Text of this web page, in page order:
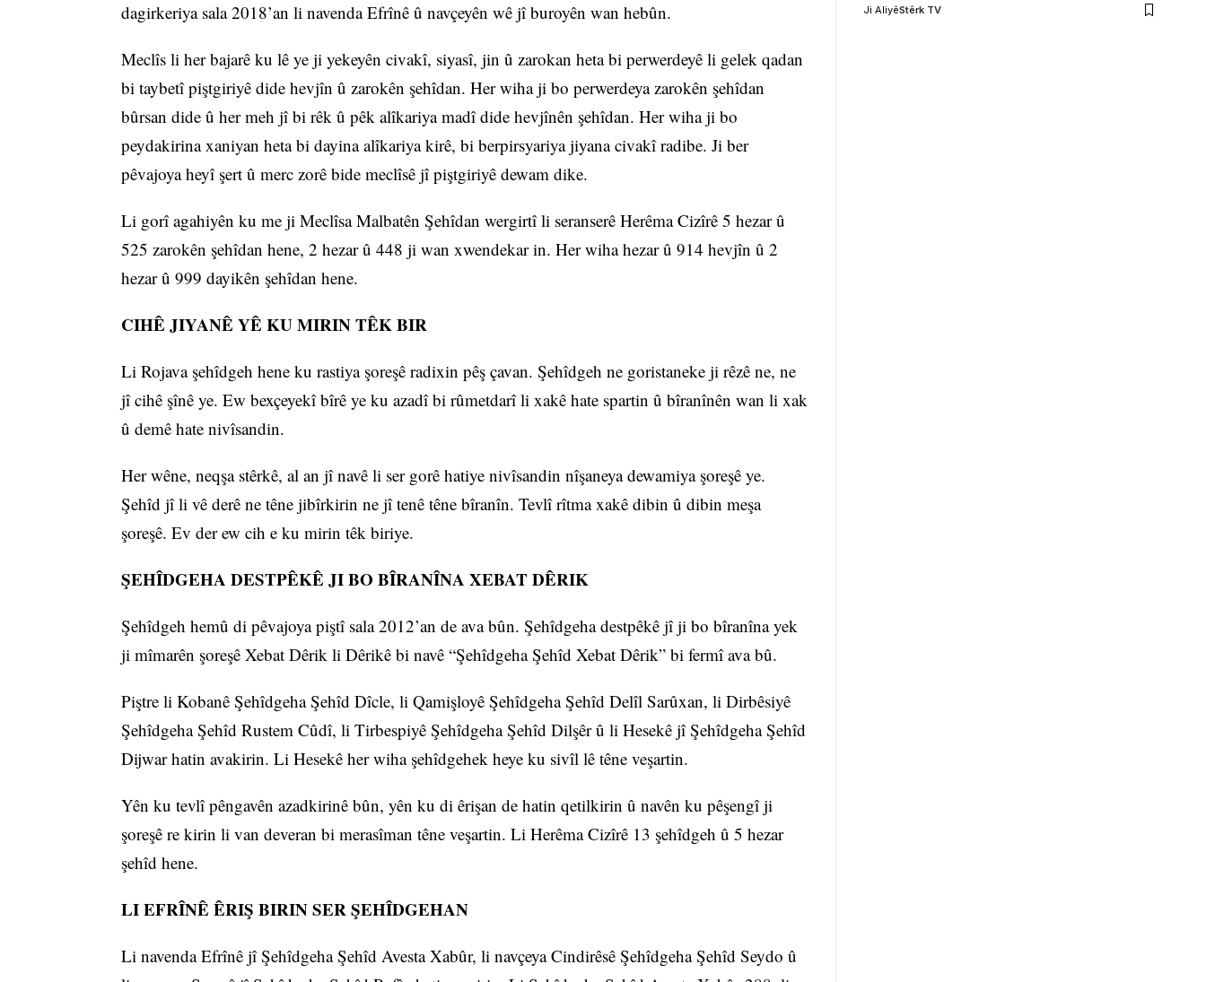
dagirkeriya sala 2018’an li navenda Efrînê û navçeyên wê jî buroyên wan hebûn.
Meclîs li her bajarê ku lê ye ji yekeyên civakî, siyasî, jin û zarokan heta bi perwerdeyê li gelek qadan
bi taybetî piştgiriyê dide hevjîn û zarokên şehîdan. Her wiha ji bo perwerdeya zarokên şehîdan
bûrsan dide û her meh jî bi rêk û pêk alîkariya madî dide hevjînên şehîdan. Her wiha ji bo
peydakirina xaniyan heta bi dayina alîkariya kirê, bi berpirsyariya jiyana civakî radibe. Ji ber
pêvajoya heyî şert û merc zorê bide meclîsê jî piştgiriyê dewam dike.
Li gorî agahiyên ku me ji Meclîsa Malbatên Şehîdan wergirtî li seranserê Herêma Cizîrê 5 hezar û
525 zarokên şehîdan hene, 2 hezar û 448 ji wan xwendekar in. Her wiha hezar û 914 hevjîn û 2
hezar û 999 dayikên şehîdan hene.
CIHÊ JIYANÊ YÊ KU MIRIN TÊK BIR
Li Rojava şehîdgeh hene ku rastiya şoreşê radixin pêş çavan. Şehîdgeh ne goristaneke ji rêzê ne, ne
jî cihê şînê ye. Ew bexçeyekî bîrê ye ku azadî bi rûmetdarî li xakê hate spartin û bîranînên wan li xak
û demê hate nivîsandin.
Her wêne, neqşa stêrkê, al an jî navê li ser gorê hatiye nivîsandin nîşaneya dewamiya şoreşê ye.
Şehîd jî li vê derê ne têne jibîrkirin ne jî tenê têne bîranîn. Tevlî rîtma xakê dibin û dibin meşa
şoreşê. Ev der ew cih e ku mirin têk biriye.
ŞEHÎDGEHA DESTPÊKÊ JI BO BÎRANÎNA XEBAT DÊRIK
Şehîdgeh hemû di pêvajoya piştî sala 2012’an de ava bûn. Şehîdgeha destpêkê jî ji bo bîranîna yek
ji mîmarên şoreşê Xebat Dêrik li Dêrikê bi navê “Şehîdgeha Şehîd Xebat Dêrik” bi fermî ava bû.
Piştre li Kobanê Şehîdgeha Şehîd Dîcle, li Qamişloyê Şehîdgeha Şehîd Delîl Sarûxan, li Dirbêsiyê
Şehîdgeha Şehîd Rustem Cûdî, li Tirbespiyê Şehîdgeha Şehîd Dilşêr û li Hesekê jî Şehîdgeha Şehîd
Dijwar hatin avakirin. Li Hesekê her wiha şehîdgehek heye ku sivîl lê têne veşartin.
Yên ku tevlî pêngavên azadkirinê bûn, yên ku di êrişan de hatin qetilkirin û navên ku pêşengî ji
şoreşê re kirin li van deveran bi merasîman têne veşartin. Li Herêma Cizîrê 13 şehîdgeh û 5 hezar
şehîd hene.
LI EFRÎNÊ ÊRIŞ BIRIN SER ŞEHÎDGEHAN
Li navenda Efrînê jî Şehîdgeha Şehîd Avesta Xabûr, li navçeya Cindirêsê Şehîdgeha Şehîd Seydo û
Ji AliyêStêrk TV